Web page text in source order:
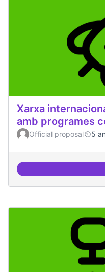
Xarxa
amb programes
Official proposal 5